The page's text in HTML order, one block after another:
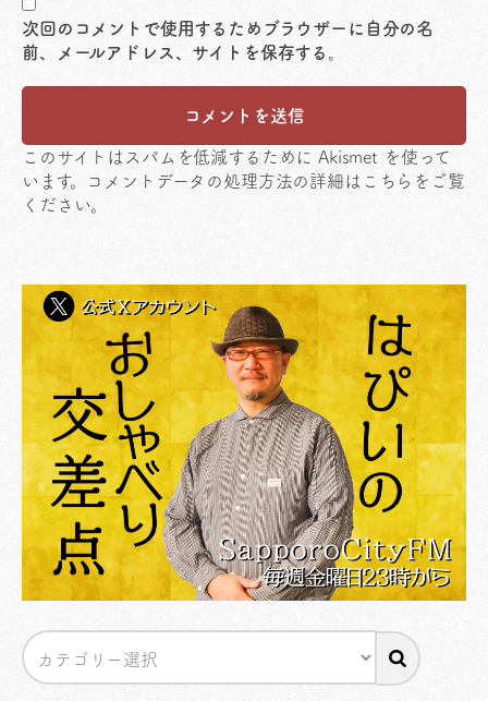
次回のコメントで使用するためブラウザーに自分の名
前、メールアドレス、サイトを保存する。
このサイトはスパムを低減するために Akismet を使って
います。
コメントデータの処理方法の詳細はこちらをご覧
ください。